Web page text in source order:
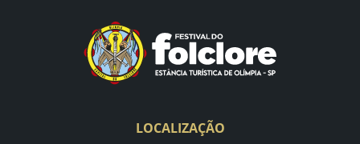
LOCALIZAÇÃO